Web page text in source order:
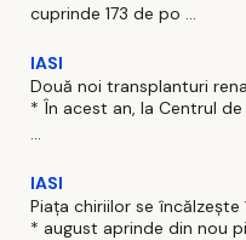
cuprinde 173 de po ...
IASI
Două noi transplanturi
* În acest an, la Centrul
...
IASI
Piața chiriilor se
* august aprinde din nou